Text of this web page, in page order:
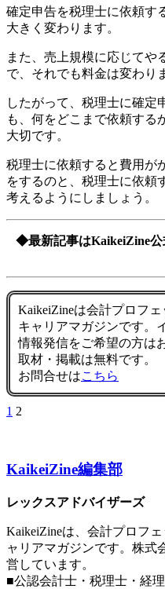
確定申告を税理士に依頼す
大きく変わります。
また、売上規模に応じてや
で、それでも料金は変わり
したがって、税理士に確定
も、何をどこまで依頼する
大切です。
税理士に依頼すると費用が
をするのと、税理士に依頼
考えるようにしましょう。
◆最新記事はKaikeiZine公
KaikeiZineは会計プロフ
キャリアマガジンです。
情報発信をご希望の方は
取材・掲載は無料です。
お問合せはこちら
1 2
KaikeiZine編集部
レックスアドバイザーズ
KaikeiZineは、会計プロフ
ャリアマガジンです。株式
営しています。
■公認会計士・税理士・経